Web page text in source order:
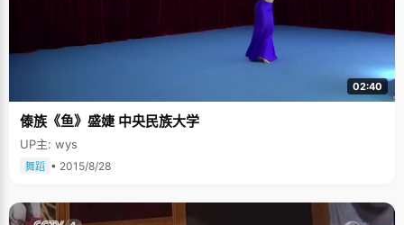
02:40
傣族《鱼》盛婕 中央民族大学
UP主: wys
舞蹈 • 2015/8/28